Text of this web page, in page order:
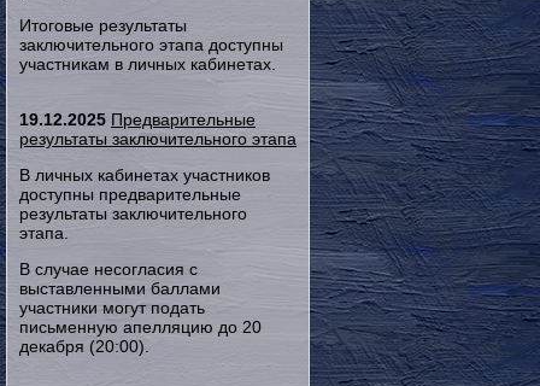
Итоговые результаты
заключительного этапа доступны
участникам в личных кабинетах.
19.12.2025 Предварительные
результаты заключительного этапа
В личных кабинетах участников
доступны предварительные
результаты заключительного
этапа.
В случае несогласия с
выставленными баллами
участники могут подать
письменную апелляцию до 20
декабря (20:00).